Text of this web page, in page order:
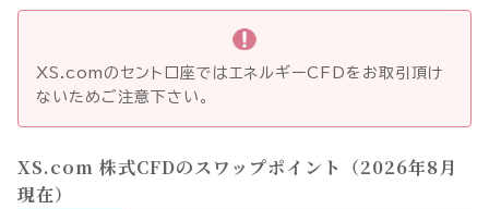
XS.comのセント口座ではエネルギーCFDをお取引頂け
ないためご注意下さい。
XS.com 株式CFDのスワップポイント（2026年8月
現在）